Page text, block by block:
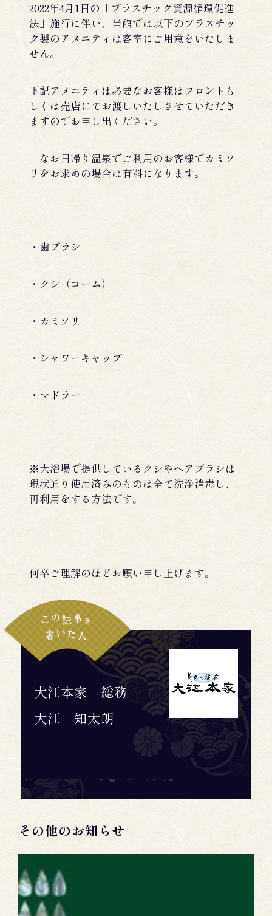
2022年4月1日の「プラスチック資源循環促進
法」施行に伴い、当館では以下のプラスチッ
ク製のアメニティは客室にご用意をいたしま
せん。
下記アメニティは必要なお客様はフロントも
しくは売店にてお渡しいたしさせていただき
ますのでお申し出ください。
なお日帰り温泉でご利用のお客様でカミソ
リをお求めの場合は有料になります。
・歯ブラシ
・クシ（コーム）
・カミソリ
・シャワーキャップ
・マドラー
※大浴場で提供しているクシやヘアブラシは
現状通り使用済みのものは全て洗浄消毒し、
再利用をする方法です。
何卒ご理解のほどお願い申し上げます。
大江本家 総務
大江 知太朗
その他のお知らせ